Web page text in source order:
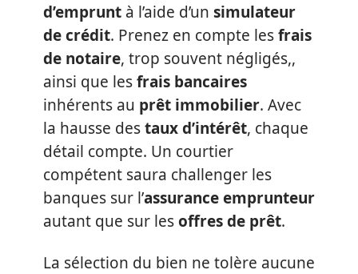
d’emprunt à l’aide d’un simulateur
de crédit. Prenez en compte lesfrais
de notaire, trop souvent négligés,,
ainsi que lesfrais bancaires
inhérents au prêt immobilier. Avec
la hausse destaux d’intérêt, chaque
détail compte. Un courtier
compétent saura challenger les
banques sur l’assurance emprunteur
autant que sur lesoffres de prêt.
La sélection du bien ne tolère aucune